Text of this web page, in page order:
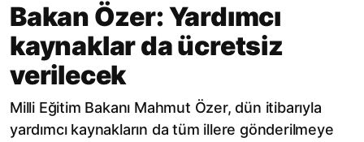
Bakan Özer: Yardımcı
kaynaklar da ücretsiz
verilecek
Milli Eğitim Bakanı Mahmut Özer, dün itibarıyla
yardımcı kaynakların da tüm illere gönderilmeye